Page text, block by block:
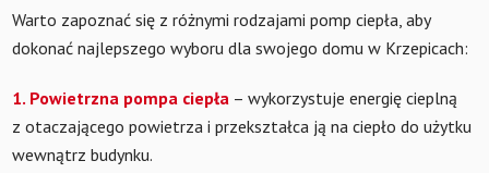
Warto zapoznać się z różnymi rodzajami pomp ciepła, aby
dokonać najlepszego wyboru dla swojego domu w Krzepicach:
1. Powietrzna pompa ciepła – wykorzystuje energię cieplną
z otaczającego powietrza i przekształca ją na ciepło do użytku
wewnątrz budynku.